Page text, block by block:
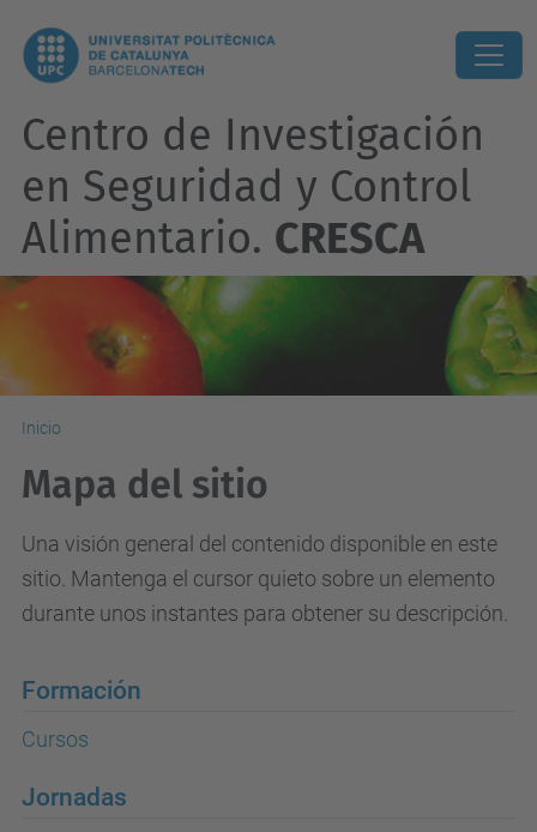
Centro de Investigación
en Seguridad y Control
Alimentario. CRESCA
Inicio
Mapa del sitio
Una visión general del contenido disponible en este
sitio. Mantenga el cursor quieto sobre un elemento
durante unos instantes para obtener su descripción.
Formación
Cursos
Jornadas